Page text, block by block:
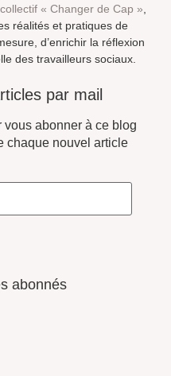
collectif « Changer de Cap »,
réalités et pratiques de
d’enrichir la réflexion
des travailleurs sociaux.
par mail
abonner à ce blog
chaque nouvel article
abonnés